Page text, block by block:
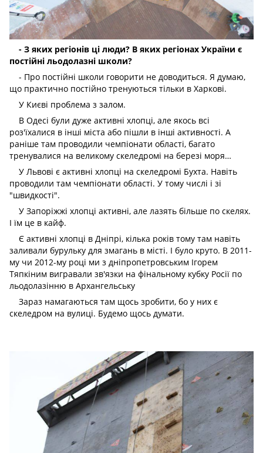
- З яких регіонів ці люди? В яких регіонах України є
постійні льодолазні школи?
- Про постійні школи говорити не доводиться. Я думаю,
що практично постійно тренуються тільки в Харкові.
У Києві проблема з залом.
В Одесі були дуже активні хлопці, але якось всі
роз'їхалися в інші міста або пішли в інші активності. А
раніше там проводили чемпіонати області, багато
тренувалися на великому скеледромі на березі моря…
У Львові є активні хлопці на скеледромі Бухта. Навіть
проводили там чемпіонати області. У тому числі і зі
"швидкості".
У Запоріжжі хлопці активні, але лазять більше по скелях.
І їм це в кайф.
Є активні хлопці в Дніпрі, кілька років тому там навіть
заливали бурульку для змагань в місті. І було круто. В 2011-
му чи 2012-му році ми з дніпропетровським Ігорем
Тяпкіним вигравали зв'язки на фінальному кубку Росії по
льодолазінню в Архангельську
Зараз намагаються там щось зробити, бо у них є
скеледром на вулиці. Будемо щось думати.